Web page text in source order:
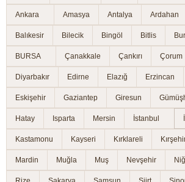
Ankara Amasya Antalya Ardahan
Balıkesir Bilecik Bingöl Bitlis
BURSA Çanakkale Çankırı Çorum
Diyarbakır Edirne Elazığ Erzincan
Eskişehir Gaziantep Giresun
Hatay Isparta Mersin İstanbul
Kastamonu Kayseri Kırklareli
Mardin Muğla Muş Nevşehir